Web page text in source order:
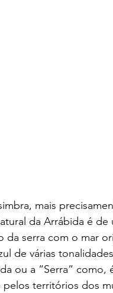
mais
da Arrábida é
serra com o mar
de várias
ou a “Serra”
territórios dos